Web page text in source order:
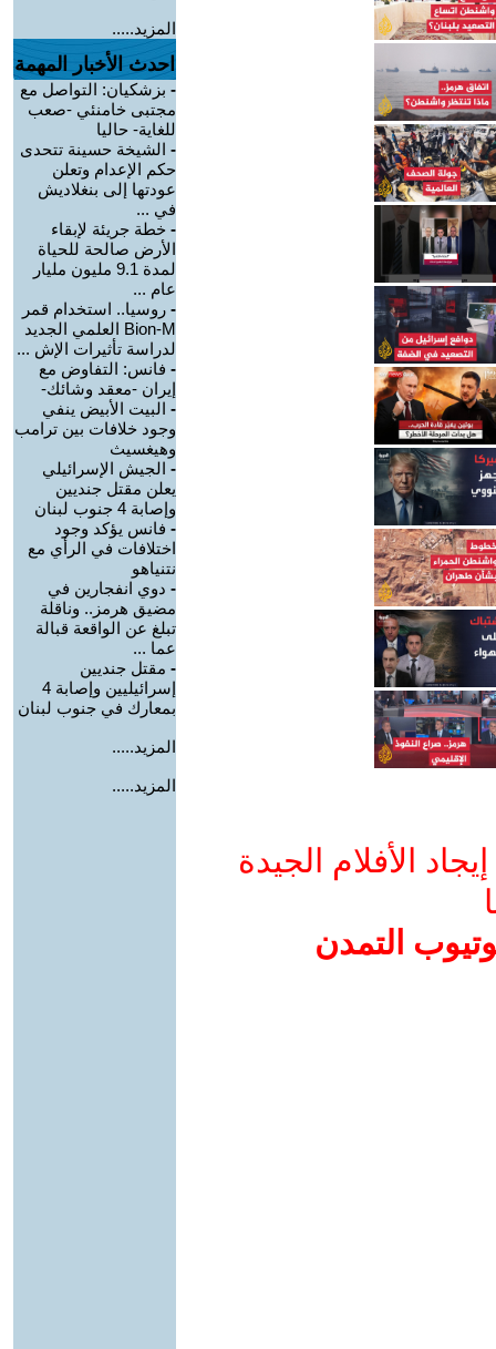
الأفلام الجيدة
التمدن
المزيد.....
احدث الأخبار المهمة
- بزشكيان: التواصل مع
مجتبى خامنئي -صعب
للغاية- حاليا
- الشيخة حسينة تتحدى
حكم الإعدام وتعلن
عودتها إلى بنغلاديش
في ...
- خطة جريئة لإبقاء
الأرض صالحة للحياة
لمدة 9.1 مليون مليار
عام ...
- روسيا.. استخدام قمر
Bion-M العلمي الجديد
لدراسة تأثيرات الإش ...
- فانس: التفاوض مع
إيران -معقد وشائك-
- البيت الأبيض ينفي
وجود خلافات بين ترامب
وهيغسيث
- الجيش الإسرائيلي
يعلن مقتل جنديين
وإصابة 4 جنوب لبنان
- فانس يؤكد وجود
اختلافات في الرأي مع
نتنياهو
- دوي انفجارين في
مضيق هرمز.. وناقلة
تبلغ عن الواقعة قبالة
عما ...
- مقتل جنديين
إسرائيليين وإصابة 4
بمعارك في جنوب لبنان
المزيد.....
المزيد.....